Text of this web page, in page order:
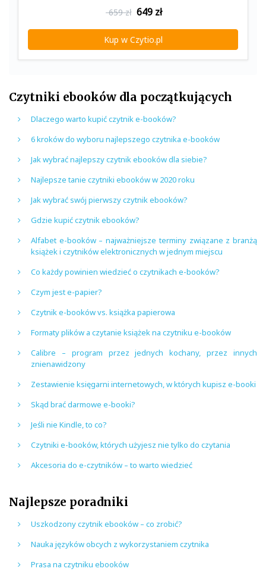
659 zł 649 zł
Kup w Czytio.pl
Czytniki ebooków dla początkujących
Dlaczego warto kupić czytnik e-booków?
6 kroków do wyboru najlepszego czytnika e-booków
Jak wybrać najlepszy czytnik ebooków dla siebie?
Najlepsze tanie czytniki ebooków w 2020 roku
Jak wybrać swój pierwszy czytnik ebooków?
Gdzie kupić czytnik ebooków?
Alfabet e-booków – najważniejsze terminy związane z branżą
książek i czytników elektronicznych w jednym miejscu
Co każdy powinien wiedzieć o czytnikach e-booków?
Czym jest e-papier?
Czytnik e-booków vs. książka papierowa
Formaty plików a czytanie książek na czytniku e-booków
Calibre – program przez jednych kochany, przez innych
znienawidzony
Zestawienie księgarni internetowych, w których kupisz e-booki
Skąd brać darmowe e-booki?
Jeśli nie Kindle, to co?
Czytniki e-booków, których użyjesz nie tylko do czytania
Akcesoria do e-czytników – to warto wiedzieć
Najlepsze poradniki
Uszkodzony czytnik ebooków – co zrobić?
Nauka języków obcych z wykorzystaniem czytnika
Prasa na czytniku ebooków